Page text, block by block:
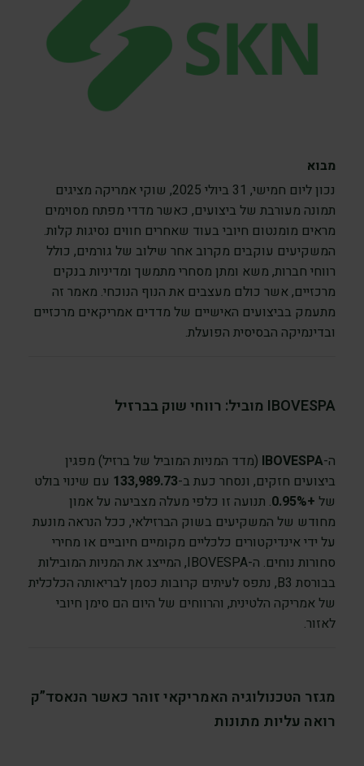
מבוא
נכון ליום חמישי, 31 ביולי 2025, שוקי אמריקה מציגים
תמונה מעורבת של ביצועים, כאשר מדדי מפתח מסוימים
מראים מומנטום חיובי בעוד שאחרים חווים נסיגות קלות.
המשקיעים עוקבים מקרוב אחר שילוב של גורמים, כולל
רווחי חברות, משא ומתן מסחרי מתמשך ומדיניות בנקים
מרכזיים, אשר כולם מעצבים את הנוף הנוכחי. מאמר זה
מתעמק בביצועים האישיים של מדדים אמריקאים מרכזיים
ובדינמיקה הבסיסית הפועלת.
IBOVESPA מוביל: רווחי שוק בברזיל
ה-IBOVESPA (מדד המניות המוביל של ברזיל) מפגין
ביצועים חזקים, ונסחר כעת ב-133,989.73 עם שינוי בולט
של +0.95%
. תנועה זו כלפי מעלה מצביעה על אמון
מחודש של המשקיעים בשוק הברזילאי, ככל הנראה מונעת
על ידי אינדיקטורים כלכליים מקומיים חיוביים או מחירי
סחורות נוחים. ה-IBOVESPA, המייצג את המניות המובילות
בבורסת B3, נתפס לעיתים קרובות כסמן לבריאותה הכלכלית
של אמריקה הלטינית, והרווחים של היום הם סימן חיובי
לאזור.
מגזר הטכנולוגיה האמריקאי זוהר כאשר הנאסד”ק
רואה עליות מתונות